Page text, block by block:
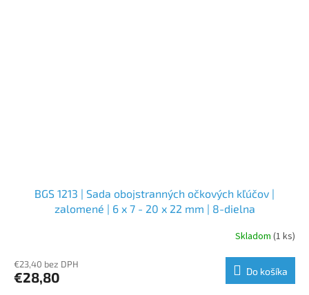
BGS 1213 | Sada obojstranných očkových kľúčov |
zalomené | 6 x 7 - 20 x 22 mm | 8-dielna
Skladom (1 ks)
€23,40 bez DPH
€28,80 Do košíka